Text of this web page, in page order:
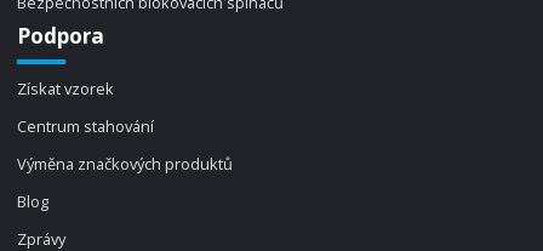
Podpora
Získat vzorek
Centrum stahování
Výměna značkových produktů
Blog
Zprávy